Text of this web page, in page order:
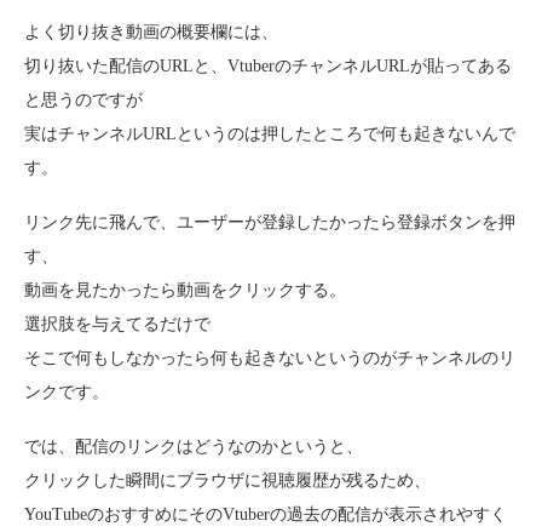
よく切り抜き動画の概要欄には、
切り抜いた配信のURLと、VtuberのチャンネルURLが貼ってある
と思うのですが
実はチャンネルURLというのは押したところで何も起きないんで
す。
リンク先に飛んで、ユーザーが登録したかったら登録ボタンを押
す、
動画を見たかったら動画をクリックする。
選択肢を与えてるだけで
そこで何もしなかったら何も起きないというのがチャンネルのリ
ンクです。
では、配信のリンクはどうなのかというと、
クリックした瞬間にブラウザに視聴履歴が残るため、
YouTubeのおすすめにそのVtuberの過去の配信が表示されやすく